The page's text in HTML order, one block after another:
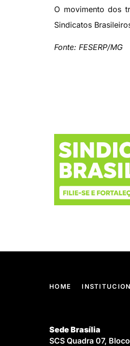
O movimento dos
Sindicatos
Fonte: FESERP/MG
HOME
Sede Brasília
SCS Quadra 07,